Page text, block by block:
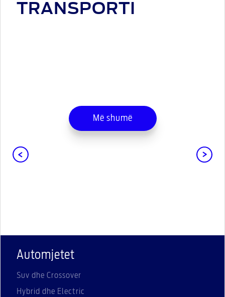
TRANSPORTI
Më shumë
Automjetet
Suv dhe Crossover
Hybrid dhe Electric